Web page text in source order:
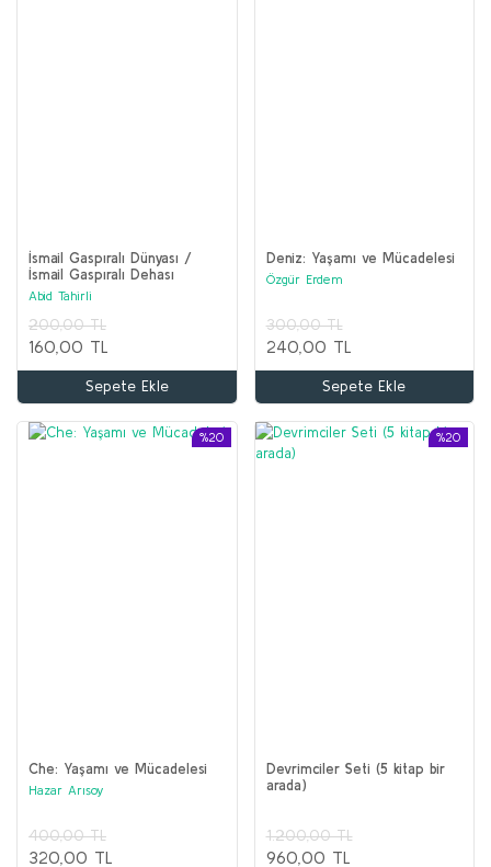
İsmail Gaspıralı Dünyası /
İsmail Gaspıralı Dehası
Abid Tahirli
200,00 TL
160,00 TL
Sepete Ekle
Deniz: Yaşamı ve Mücadelesi
Özgür Erdem
300,00 TL
240,00 TL
Sepete Ekle
%20
Che: Yaşamı ve Mücadelesi
Hazar Arısoy
400,00 TL
320,00 TL
%20
Devrimciler Seti (5 kitap bir
arada)
1.200,00 TL
960,00 TL